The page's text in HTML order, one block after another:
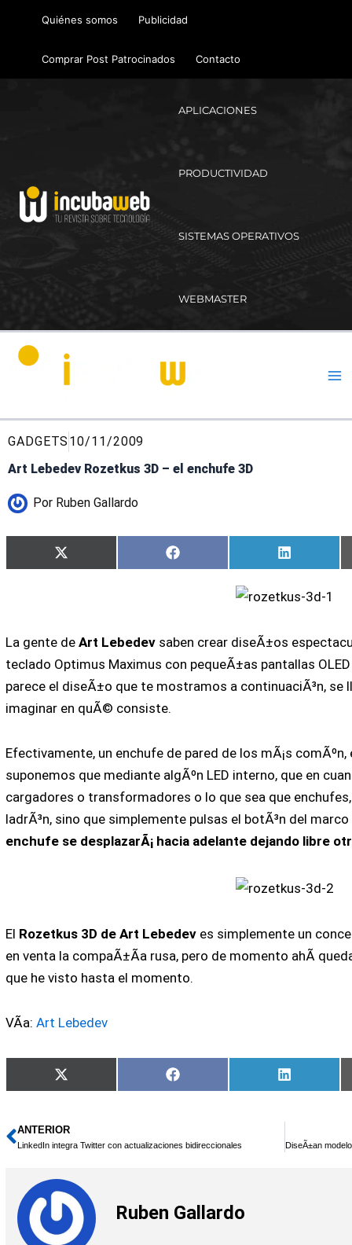
Quiénes somos Publicidad
Comprar Post Patrocinados Contacto
APLICACIONES
PRODUCTIVIDAD
SISTEMAS OPERATIVOS
WEBMASTER
GADGETS 10/11/2009
Art Lebedev Rozetkus 3D – el enchufe 3D
Por Ruben Gallardo
Compartir
en
X
(Twitter)
Compartir
en
Facebook
Compartir
en
LinkedIn
La gente deArt Lebedev saben crear diseÃ±os
teclado Optimus Maximus con pequeÃ±as pantallas
parece el diseÃ±o que te mostramos a continuaciÃ³n, se
imaginar en quÃ© consiste.
Efectivamente, un enchufe de pared de los mÃ¡s
suponemos que mediante algÃºn LED interno, que en
cargadores o transformadores o lo que sea que
ladrÃ³n, sino que simplemente pulsas el botÃ³n del
enchufe se desplazarÃ¡ hacia adelante dejando libre
El Rozetkus 3D de Art Lebedev es simplemente un
en venta la compaÃ±Ã­a rusa, pero de momento ahÃ­
que he visto hasta el momento.
VÃ­a:Art Lebedev
Compartir
en
X
(Twitter)
Compartir
en
Facebook
Compartir
en
LinkedIn
Ant
ANTERIOR
LinkedIn integra Twitter con actualizaciones bidireccionales
Ruben Gallardo